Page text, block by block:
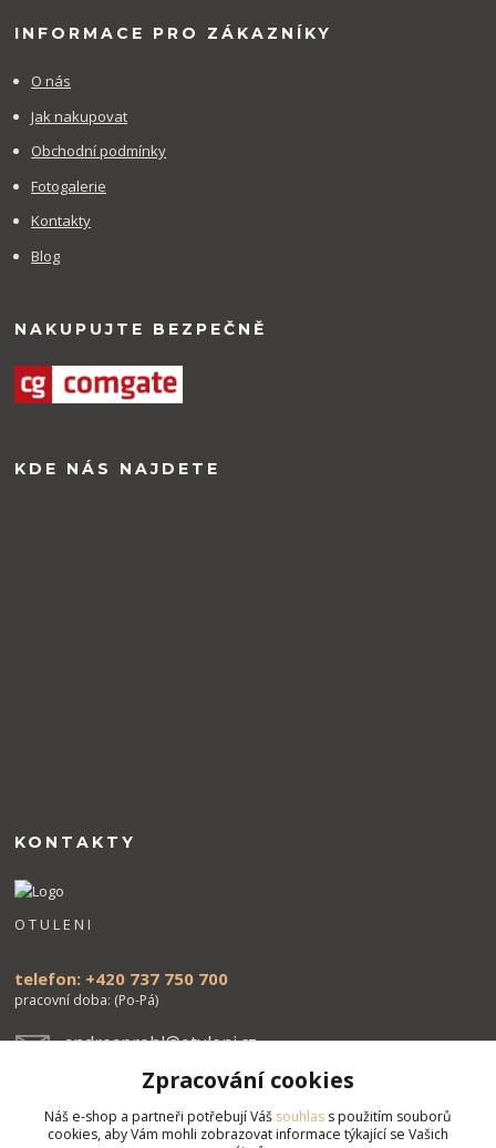
INFORMACE PRO ZÁKAZNÍKY
O nás
Jak nakupovat
Obchodní podmínky
Fotogalerie
Kontakty
Blog
NAKUPUJTE BEZPEČNĚ
KDE NÁS NAJDETE
KONTAKTY
O T U L E N I
telefon: +420 737 750 700
pracovní doba: (Po-Pá)
andreaprohl@otuleni.cz
Zpracování cookies
Náš e-shop a partneři potřebují Váš souhlas s použitím souborů
cookies, aby Vám mohli zobrazovat informace týkající se Vašich